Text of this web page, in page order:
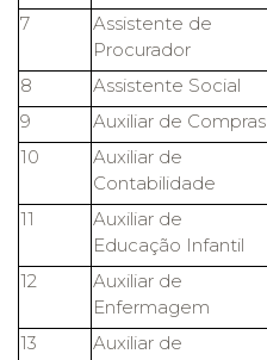
7
Assistente de
Procurador
8 Assistente Social
9
Auxiliar de Compras
10
Auxiliar de
Contabilidade
11
Auxiliar de
Educação Infantil
12
Auxiliar de
Enfermagem
13
Auxiliar de